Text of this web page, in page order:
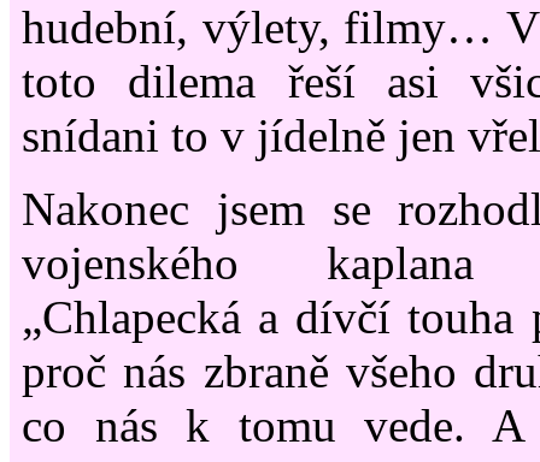
hudební, výlety, filmy…
toto dilema řeší asi
snídani to v jídelně jen
Nakonec jsem se
vojenského
„Chlapecká a dívčí
proč nás zbraně všeho
co nás k tomu vede. A